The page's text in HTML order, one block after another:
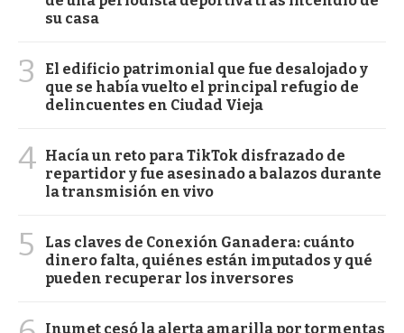
su casa
3
El edificio patrimonial que fue desalojado y
que se había vuelto el principal refugio de
delincuentes en Ciudad Vieja
4 Hacía un reto para TikTok disfrazado de
repartidor y fue asesinado a balazos durante
la transmisión en vivo
5
Las claves de Conexión Ganadera: cuánto
dinero falta, quiénes están imputados y qué
pueden recuperar los inversores
Inumet cesó la alerta amarilla por tormentas